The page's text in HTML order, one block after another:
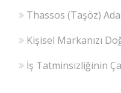
Thassos (Taşöz)
Kişisel Markanızı
İş Tatminsizliğinin